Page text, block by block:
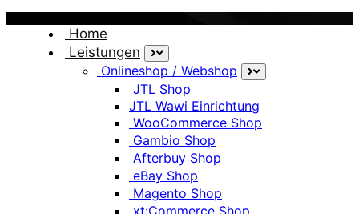
Home
Leistungen
Onlineshop / Webshop
JTL Shop
JTL Wawi Einrichtung
WooCommerce Shop
Gambio Shop
Afterbuy Shop
eBay Shop
Magento Shop
xt:Commerce Shop
Woschke Reparatur
Woschke Reparatur